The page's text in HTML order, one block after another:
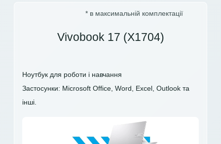
* в максимальній комплектації
Vivobook 17 (X1704)
Ноутбук для роботи і навчання
Застосунки: Microsoft Office, Word, Excel, Outlook та
інші.